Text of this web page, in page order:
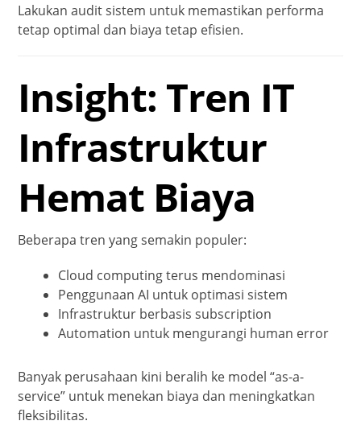
Lakukan audit sistem untuk memastikan performa
tetap optimal dan biaya tetap efisien.
Insight: Tren IT
Infrastruktur
Hemat Biaya
Beberapa tren yang semakin populer:
Cloud computing terus mendominasi
Penggunaan AI untuk optimasi sistem
Infrastruktur berbasis subscription
Automation untuk mengurangi human error
Banyak perusahaan kini beralih ke model “as-a-
service” untuk menekan biaya dan meningkatkan
fleksibilitas.